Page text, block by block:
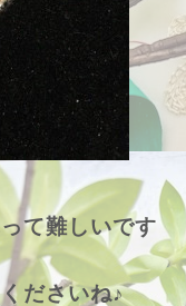
て難しいです
ださいね♪